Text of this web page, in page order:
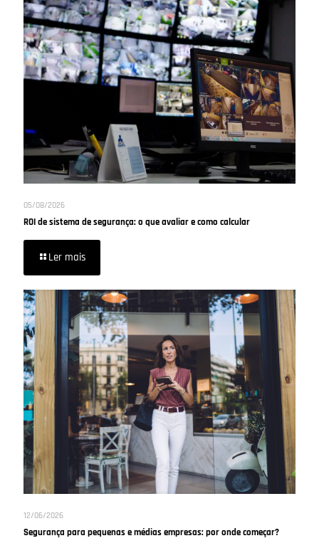
05/08/2026
ROI de sistema de segurança: o que avaliar e como calcular
Ler mais
12/06/2026
Segurança para pequenas e médias empresas: por onde começar?